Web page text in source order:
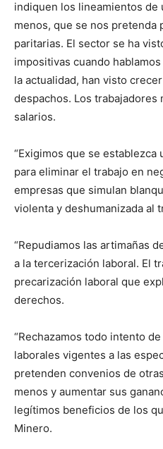
indiquen los lineamientos de
menos, que se nos pretenda
paritarias. El sector se ha
impositivas cuando
la actualidad, han visto
despachos. Los
salarios.
“Exigimos que se establezca
para eliminar el trabajo en
empresas que simulan
violenta y deshumanizada al
“Repudiamos las artimañas
a la tercerización laboral. El
precarización laboral que
derechos.
“Rechazamos todo intento
laborales vigentes a las
pretenden convenios de
menos y aumentar sus
legítimos beneficios de los
Minero.